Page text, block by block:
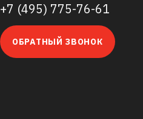
+7 (495) 775-76-61
ОБРАТНЫЙ ЗВОНОК